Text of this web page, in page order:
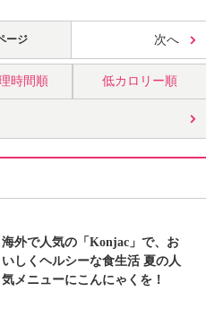
ージ 次へ
時間順 低カロリー順
海外で人気の「Konjac」で、お
いしくヘルシーな食生活 夏の人
気メニューにこんにゃくを！